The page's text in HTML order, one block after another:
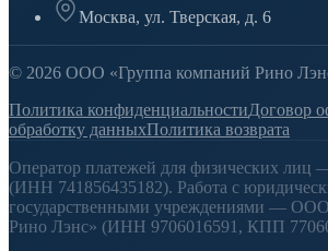
Москва, ул. Тверская, д. 6
© 2026 ООО «Группа компаний Рино
Политика конфиденциальностиДоговор
обработку данныхПолитика возврата
Оператор платежей для физических
(ИНН 741856435182). Работа с
государственными учреждениями —
Рино Лэнс» (ИНН 9706016591, КПП